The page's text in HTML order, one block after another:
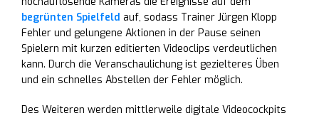
begrünten Spielfeld auf, sodass Trainer Jürgen Klopp
Fehler und gelungene Aktionen in der Pause seinen
Spielern mit kurzen editierten Videoclips verdeutlichen
kann. Durch die Veranschaulichung ist gezielteres Üben
und ein schnelles Abstellen der Fehler möglich.
Des Weiteren werden mittlerweile digitale Videocockpits